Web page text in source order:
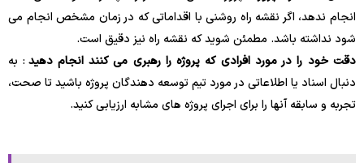
انجام ندهد، اگر نقشه راه روشنی با اقداماتی که در زمان مشخص انجام می
شود نداشته باشد. مطمئن شوید که نقشه راه نیز دقیق است.
دقت خود را در مورد افرادی که پروژه را رهبری می کنند انجام دهید : به
دنبال اسناد یا اطلاعاتی در مورد تیم توسعه دهندگان پروژه باشید تا صحت،
تجربه و سابقه آنها را برای اجرای پروژه های مشابه ارزیابی کنید.